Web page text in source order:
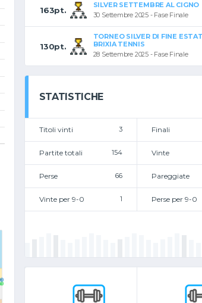
163pt.
SILVER SETTEMBRE AL CIGNO
30 Settembre 2025 - Fase Finale
130pt.
TORNEO SILVER DI FINE
BRIXIA TENNIS
28 Settembre 2025 - Fase Finale
STATISTICHE
Titoli vinti 3 Finali
Partite totali 154 Vinte
Perse 66 Pareggiate
Vinte per 9-0 1 Perse per 9-0